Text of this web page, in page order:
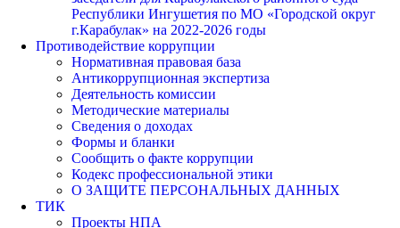
Республики Ингушетия по МО «Городской округ
г.Карабулак» на 2022-2026 годы
Противодействие коррупции
Нормативная правовая база
Антикоррупционная экспертиза
Деятельность комиссии
Методические материалы
Сведения о доходах
Формы и бланки
Сообщить о факте коррупции
Кодекс профессиональной этики
О ЗАЩИТЕ ПЕРСОНАЛЬНЫХ ДАННЫХ
ТИК
Проекты НПА